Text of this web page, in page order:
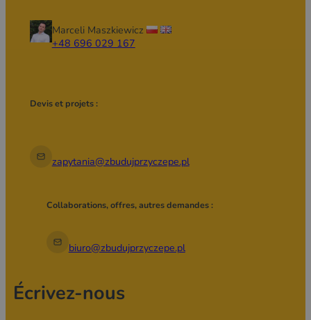
Marceli Maszkiewicz
+48 696 029 167
Devis et projets :
zapytania@zbudujprzyczepe.pl
Collaborations, offres, autres demandes :
biuro@zbudujprzyczepe.pl
Écrivez-nous